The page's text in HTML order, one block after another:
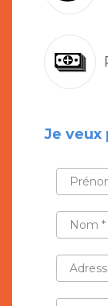
Je
PRÉNOM
NOM
ADRESSE
*